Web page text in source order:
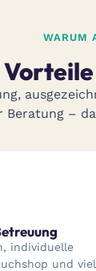
WARUM
Beratung –
individuelle
und viel